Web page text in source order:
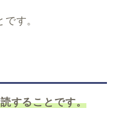
す。
することです。